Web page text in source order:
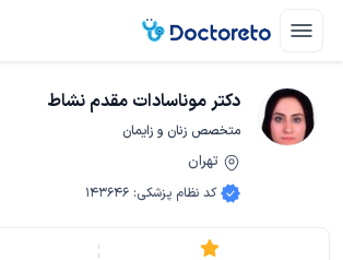
دکتر موناسادات مقدم نشاط
متخصص زنان و زایمان
تهران
کد نظام پزشکی:
143646